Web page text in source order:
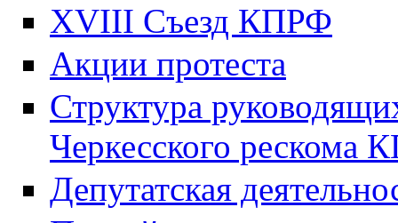
XVIII Cъезд КПРФ
Акции протеста
Структура
Черкесского рескома
Депутатская